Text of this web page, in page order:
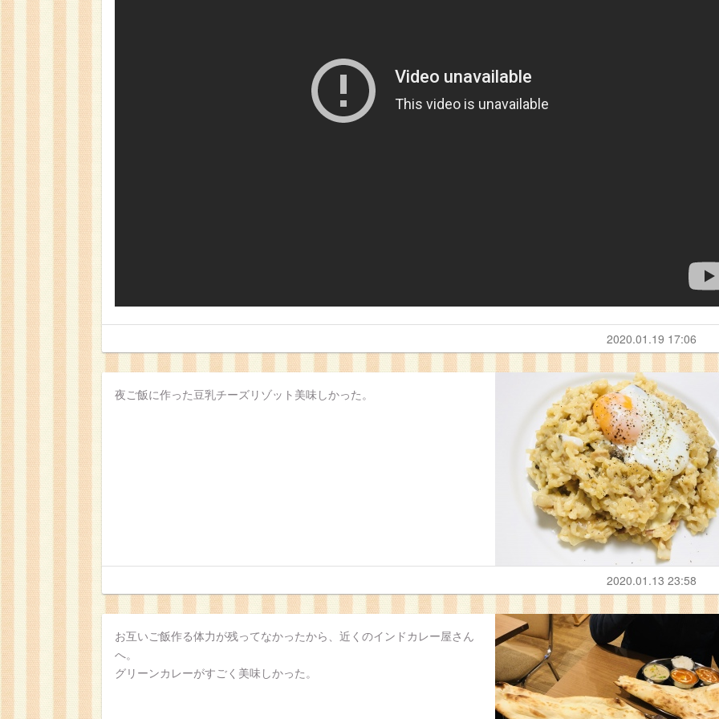
2020.01.19 17:06
夜ご飯に作った豆乳チーズリゾット美味しかった。
2020.01.13 23:58
お互いご飯作る体力が残ってなかったから、近くのインドカレー屋さん
へ。
グリーンカレーがすごく美味しかった。